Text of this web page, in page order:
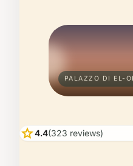
PALAZZO DI EL-
star4.4(323 reviews)